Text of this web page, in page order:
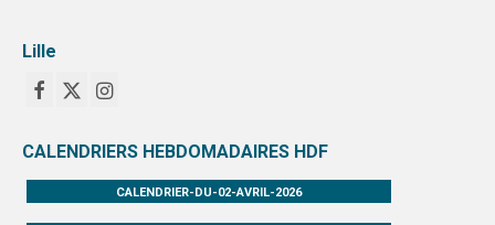
Lille
CALENDRIERS HEBDOMADAIRES HDF
CALENDRIER-DU-02-AVRIL-2026